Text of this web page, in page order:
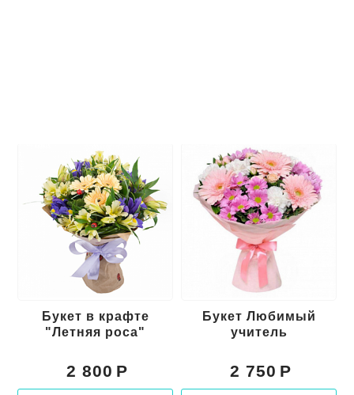
Букет в крафте
"Летняя роса"
2 800
Букет Любимый
учитель
2 750